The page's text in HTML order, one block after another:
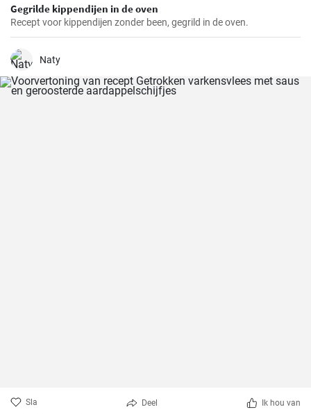
Gegrilde kippendijen in de oven
Recept voor kippendijen zonder been, gegrild in de oven.
Naty
Sla Deel Ik hou van